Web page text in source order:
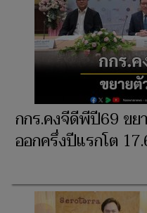
กกร.คงจีดีพีปี69 ขย
ออกครึ่งปีแรกโต